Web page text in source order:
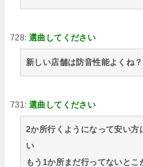
728: 選曲してください
新しい店舗は防音性能よくね？
731: 選曲してください
2か所行くようになって安い方
い
もう1か所まだ行ってないとこ